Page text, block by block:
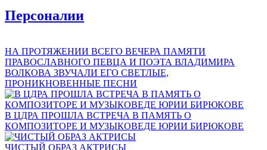
Персоналии
НА ПРОТЯЖЕНИИ ВСЕГО ВЕЧЕРА ПАМЯТИ
ПРАВОСЛАВНОГО ПЕВЦА И ПОЭТА ВЛАДИМИРА
ВОЛКОВА ЗВУЧАЛИ ЕГО СВЕТЛЫЕ,
ПРОНИКНОВЕННЫЕ ПЕСНИ
В ЦДРА ПРОШЛА ВСТРЕЧА В ПАМЯТЬ О
КОМПОЗИТОРЕ И МУЗЫКОВЕДЕ ЮРИИ БИРЮКОВЕ
ЧИСТЫЙ ОБРАЗ АКТРИСЫ